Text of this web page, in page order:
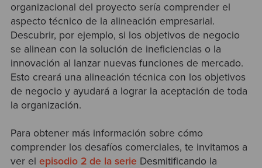
organizacional del proyecto sería comprender el
aspecto técnico de la alineación empresarial.
Descubrir, por ejemplo, si los objetivos de negocio
se alinean con la solución de ineficiencias o la
innovación al lanzar nuevas funciones de mercado.
Esto creará una alineación técnica con los objetivos
de negocio y ayudará a lograr la aceptación de toda
la organización.
Para obtener más información sobre cómo
comprender los desafíos comerciales, te invitamos a
ver el episodio 2 de la serie Desmitificando la